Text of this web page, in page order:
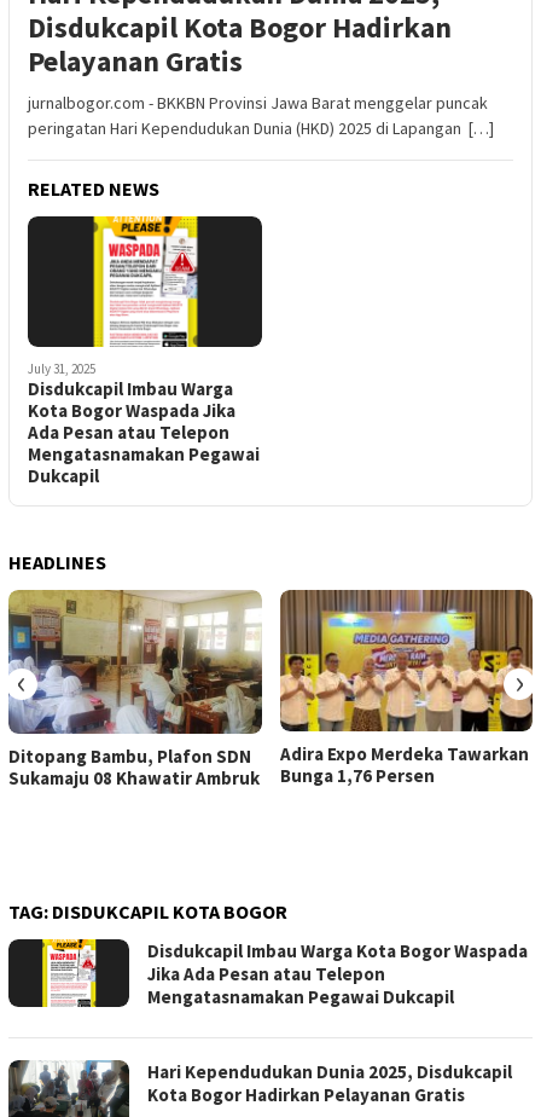
Disdukcapil Kota Bogor Hadirkan
Pelayanan Gratis
jurnalbogor.com - BKKBN Provinsi Jawa Barat menggelar puncak
peringatan Hari Kependudukan Dunia (HKD) 2025 di Lapangan […]
RELATED NEWS
July 31, 2025
Disdukcapil Imbau Warga
Kota Bogor Waspada Jika
Ada Pesan atau Telepon
Mengatasnamakan Pegawai
Dukcapil
HEADLINES
Ditopang Bambu, Plafon SDN
Sukamaju 08 Khawatir Ambruk
Adira Expo Merdeka Tawarkan
Bunga 1,76 Persen
‹ ›
TAG: DISDUKCAPIL KOTA BOGOR
Disdukcapil Imbau Warga Kota Bogor Waspada
Jika Ada Pesan atau Telepon
Mengatasnamakan Pegawai Dukcapil
Hari Kependudukan Dunia 2025, Disdukcapil
Kota Bogor Hadirkan Pelayanan Gratis